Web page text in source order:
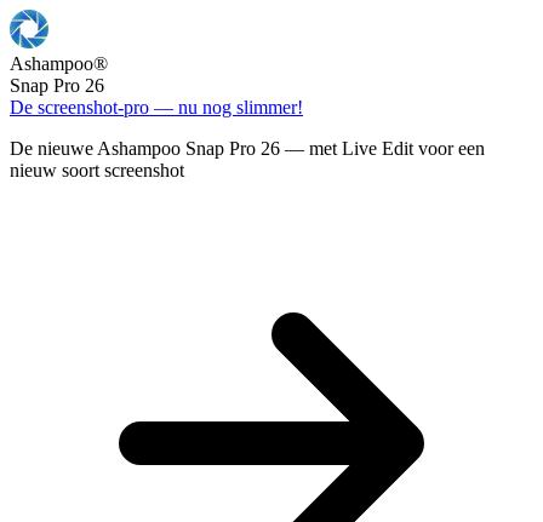
Ashampoo®
Snap Pro 26
De screenshot-pro — nu nog slimmer!
De nieuwe Ashampoo Snap Pro 26 — met Live Edit voor een
nieuw soort screenshot